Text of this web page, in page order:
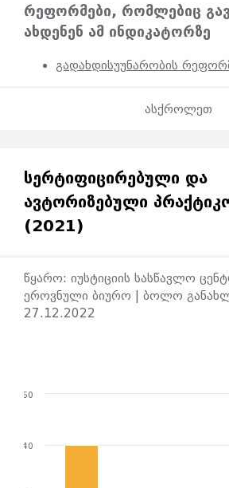
რეფორმები, რომლებიც
ახდენენ ამ ინდიკატორზე
გადახდისუუნარობის
ასქროლეთ
ᲡᲔᲠᲢᲘᲤᲘᲪᲘᲠᲔᲑᲣᲚᲘ ᲓᲐ
ᲐᲕᲢᲝᲠᲘᲖᲔᲑᲣᲚᲘ
(2021)
წყარო: იუსტიციის სასწავლო
ეროვნული ბიურო | ბოლო
27.12.2022
40
60